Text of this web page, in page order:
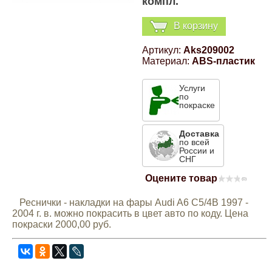
В корзину
Артикул: Aks209002
Материал: ABS-пластик
Услуги
по
покраске
Доставка
по всей
России и
СНГ
Оцените товар (0)
Реснички - накладки на фары Audi A6 C5/4B 1997 -
2004 г. в. можно покрасить в цвет авто по коду. Цена
покраски 2000,00 руб.
Компрессионные фитинги Poliext
Mazda
Mercedes-Benz
Эмали универсальные акриловые
Магнитные панели на холодильник